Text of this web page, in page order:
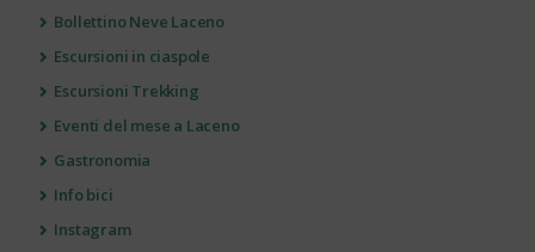
Bollettino Neve Laceno
Escursioni in ciaspole
Escursioni Trekking
Eventi del mese a Laceno
Gastronomia
Info bici
Instagram